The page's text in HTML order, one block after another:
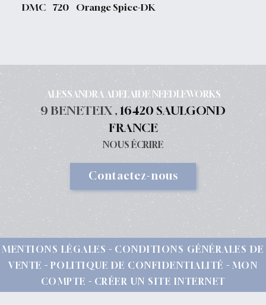
DMC 720 Orange Spice-DK
ALESSANDRA ADELAIDE NEEDLEWORKS
9 BENETEIX , 16420 SAULGOND
FRANCE
NOUS ÉCRIRE
Contactez-nous
MENTIONS LÉGALES
CONDITIONS GÉNÉRALES DE
VENTE
POLITIQUE DE CONFIDENTIALITÉ
MON
COMPTE
CRÉER UN SITE INTERNET